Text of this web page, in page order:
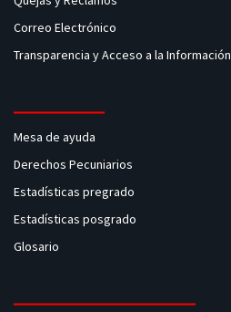
Correo Electrónico
Transparencia y Acceso a la Información
Mesa de ayuda
Derechos Pecuniarios
Estadísticas pregrado
Estadísticas posgrado
Glosario